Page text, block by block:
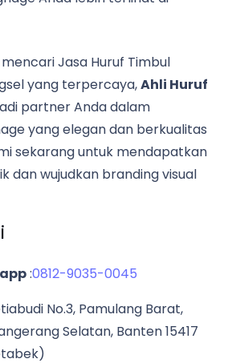
Jasa Huruf Timbul
yang terpercaya,Ahli Huruf
partner Anda dalam
yang elegan dan berkualitas
sekarang untuk mendapatkan
dan wujudkan branding visual
:0812-9035-0045
No.3, Pamulang Barat,
Selatan, Banten 15417